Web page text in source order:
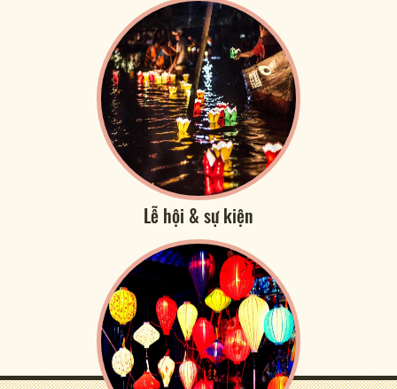
Lễ hội & sự kiện